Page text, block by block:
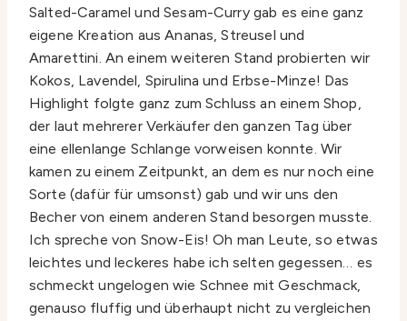
Salted-Caramel und Sesam-Curry gab es eine ganz
eigene Kreation aus Ananas, Streusel und
Amarettini. An einem weiteren Stand probierten wir
Kokos, Lavendel, Spirulina und Erbse-Minze! Das
Highlight folgte ganz zum Schluss an einem Shop,
der laut mehrerer Verkäufer den ganzen Tag über
eine ellenlange Schlange vorweisen konnte. Wir
kamen zu einem Zeitpunkt, an dem es nur noch eine
Sorte (dafür für umsonst) gab und wir uns den
Becher von einem anderen Stand besorgen musste.
Ich spreche von Snow-Eis! Oh man Leute, so etwas
leichtes und leckeres habe ich selten gegessen… es
schmeckt ungelogen wie Schnee mit Geschmack,
genauso fluffig und überhaupt nicht zu vergleichen